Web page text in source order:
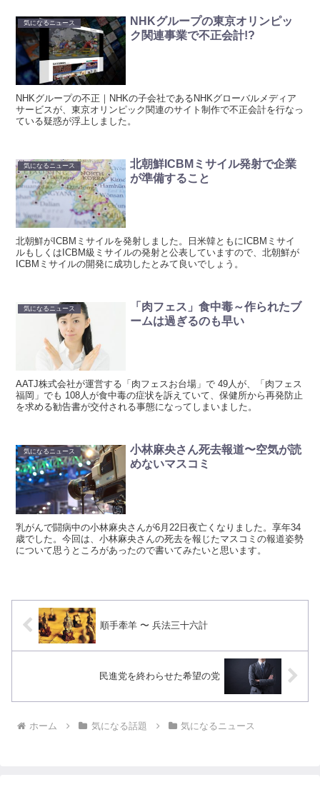
気になるニュース
NHKグループの東京オリンピッ
ク関連事業で不正会計!?
NHKグループの不正｜NHKの子会社であるNHKグローバルメディア
サービスが、東京オリンピック関連のサイト制作で不正会計を行なっ
ている疑惑が浮上しました。
気になるニュース
北朝鮮ICBMミサイル発射で企業
が準備すること
北朝鮮がICBMミサイルを発射しました。日米韓ともにICBMミサイ
ルもしくはICBM級ミサイルの発射と公表していますので、北朝鮮が
ICBMミサイルの開発に成功したとみて良いでしょう。
気になるニュース
「肉フェス」食中毒～作られたブ
ームは過ぎるのも早い
AATJ株式会社が運営する「肉フェスお台場」で 49人が、「肉フェス
福岡」でも 108人が食中毒の症状を訴えていて、保健所から再発防止
を求める勧告書が交付される事態になってしまいました。
気になるニュース
小林麻央さん死去報道〜空気が読
めないマスコミ
乳がんで闘病中の小林麻央さんが6月22日夜亡くなりました。享年34
歳でした。今回は、小林麻央さんの死去を報じたマスコミの報道姿勢
について思うところがあったので書いてみたいと思います。
順手牽羊 〜 兵法三十六計
民進党を終わらせた希望の党
ホーム 気になる話題 気になるニュース